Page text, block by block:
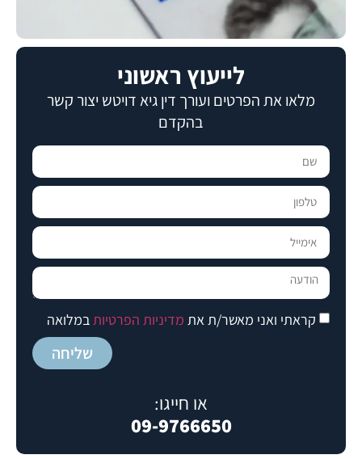
לייעוץ ראשוני
מלאו את הפרטים ועורך דין גיא דויטש יצור קשר
בהקדם​​
קראתי ואני מאשר/ת את מדיניות הפרטיות במלואה
שליחה
או חייגו:
09-9766650